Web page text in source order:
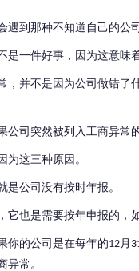
到那种不知道自己的公
是一件好事，因为这意
，并不是因为公司做错
公司突然被列入工商异常
为这三种原因 。
公司没有按时年报。
它也是需要按年申报的，
你的公司是在每年的12月
异常。